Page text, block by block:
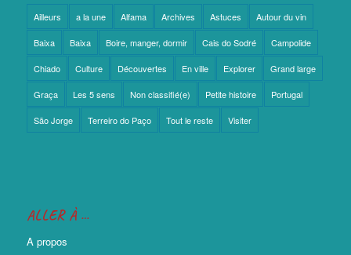
Ailleurs a la une Alfama Archives Astuces Autour du vin
Baixa Baixa Boire, manger, dormir Cais do Sodré Campolide
Chiado Culture Découvertes En ville Explorer Grand large
Graça Les 5 sens Non classifié(e) Petite histoire Portugal
São Jorge Terreiro do Paço Tout le reste Visiter
ALLER À …
A propos